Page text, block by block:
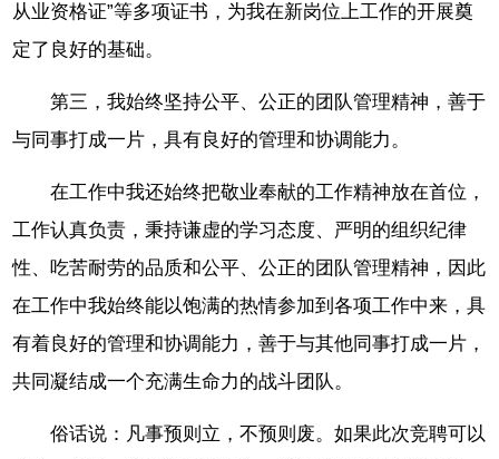
从业资格证”等多项证书，为我在新岗位上工作的开展奠
定了良好的基础。
第三，我始终坚持公平、公正的团队管理精神，善于
与同事打成一片，具有良好的管理和协调能力。
在工作中我还始终把敬业奉献的工作精神放在首位，
工作认真负责，秉持谦虚的学习态度、严明的组织纪律
性、吃苦耐劳的品质和公平、公正的团队管理精神，因此
在工作中我始终能以饱满的热情参加到各项工作中来，具
有着良好的管理和协调能力，善于与其他同事打成一片，
共同凝结成一个充满生命力的战斗团队。
俗话说：凡事预则立，不预则废。如果此次竞聘可以